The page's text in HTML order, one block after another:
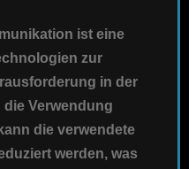
ist eine
zur
in der
Verwendung
die verwendete
werden, was